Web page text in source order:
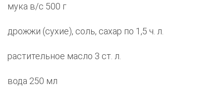
мука в/с 500 г
дрожжи (сухие), соль, сахар по 1,5 ч. л.
растительное масло 3 ст. л.
вода 250 мл